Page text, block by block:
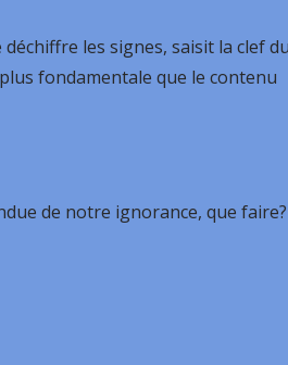
les signes, saisit la clef
fondamentale que le contenu
de notre ignorance, que faire?